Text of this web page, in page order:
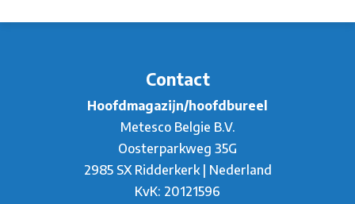
Contact
Hoofdmagazijn/hoofdbureel
Metesco Belgie B.V.
Oosterparkweg 35G
2985 SX Ridderkerk | Nederland
KvK: 20121596